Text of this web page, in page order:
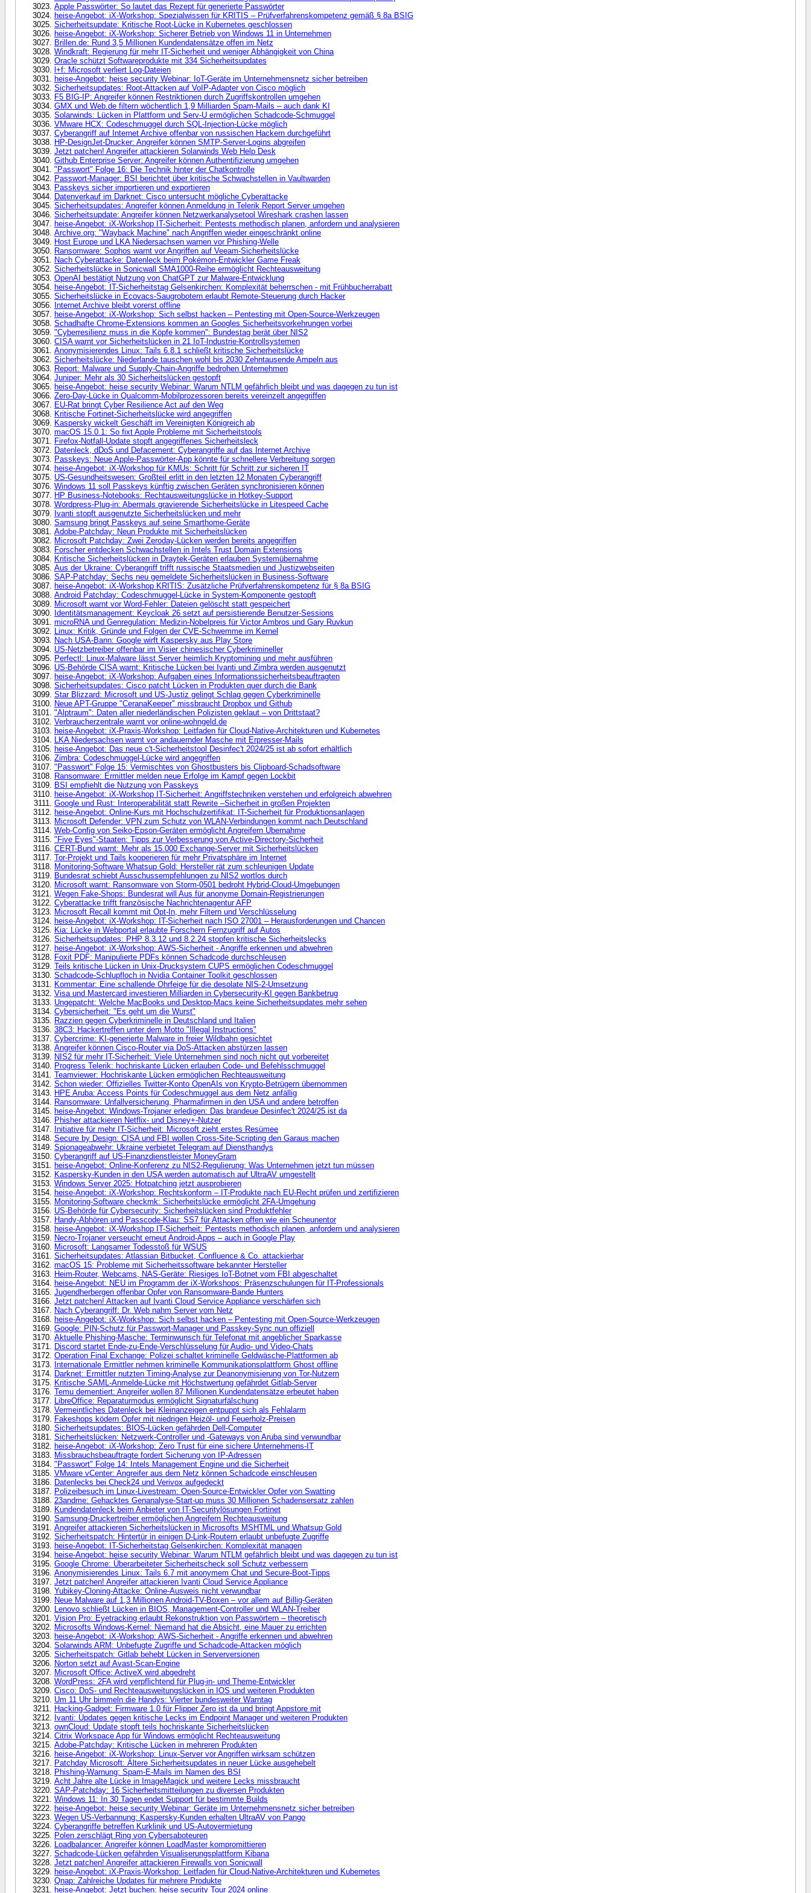
Apple Passwörter: So lautet das Rezept für generierte Passwörter
heise-Angebot: iX-Workshop: Spezialwissen für KRITIS – Prüfverfahrenskompetenz gemäß § 8a BSIG
Sicherheitsupdate: Kritische Root-Lücke in Kubernetes geschlossen
heise-Angebot: iX-Workshop: Sicherer Betrieb von Windows 11 in Unternehmen
Brillen.de: Rund 3,5 Millionen Kundendatensätze offen im Netz
Windkraft: Regierung für mehr IT-Sicherheit und weniger Abhängigkeit von China
Oracle schützt Softwareprodukte mit 334 Sicherheitsupdates
l+f: Microsoft verliert Log-Dateien
heise-Angebot: heise security Webinar: IoT-Geräte im Unternehmensnetz sicher betreiben
Sicherheitsupdates: Root-Attacken auf VoIP-Adapter von Cisco möglich
F5 BIG-IP: Angreifer können Restriktionen durch Zugriffskontrollen umgehen
GMX und Web.de filtern wöchentlich 1,9 Milliarden Spam-Mails – auch dank KI
Solarwinds: Lücken in Plattform und Serv-U ermöglichen Schadcode-Schmuggel
VMware HCX: Codeschmuggel durch SQL-Injection-Lücke möglich
Cyberangriff auf Internet Archive offenbar von russischen Hackern durchgeführt
HP-DesignJet-Drucker: Angreifer können SMTP-Server-Logins abgreifen
Jetzt patchen! Angreifer attackieren Solarwinds Web Help Desk
Github Enterprise Server: Angreifer können Authentifizierung umgehen
"Passwort" Folge 16: Die Technik hinter der Chatkontrolle
Passwort-Manager: BSI berichtet über kritische Schwachstellen in Vaultwarden
Passkeys sicher importieren und exportieren
Datenverkauf im Darknet: Cisco untersucht mögliche Cyberattacke
Sicherheitsupdates: Angreifer können Anmeldung in Telerik Report Server umgehen
Sicherheitsupdate: Angreifer können Netzwerkanalysetool Wireshark crashen lassen
heise-Angebot: iX-Workshop IT-Sicherheit: Pentests methodisch planen, anfordern und analysieren
Archive.org: "Wayback Machine" nach Angriffen wieder eingeschränkt online
Host Europe und LKA Niedersachsen warnen vor Phishing-Welle
Ransomware: Sophos warnt vor Angriffen auf Veeam-Sicherheitslücke
Nach Cyberattacke: Datenleck beim Pokémon-Entwickler Game Freak
Sicherheitslücke in Sonicwall SMA1000-Reihe ermöglicht Rechteausweitung
OpenAI bestätigt Nutzung von ChatGPT zur Malware-Entwicklung
heise-Angebot: IT-Sicherheitstag Gelsenkirchen: Komplexität beherrschen - mit Frühbucherrabatt
Sicherheitslücke in Ecovacs-Saugrobotern erlaubt Remote-Steuerung durch Hacker
Internet Archive bleibt vorerst offline
heise-Angebot: iX-Workshop: Sich selbst hacken – Pentesting mit Open-Source-Werkzeugen
Schadhafte Chrome-Extensions kommen an Googles Sicherheitsvorkehrungen vorbei
"Cyberresilienz muss in die Köpfe kommen": Bundestag berät über NIS2
CISA warnt vor Sicherheitslücken in 21 IoT-Industrie-Kontrollsystemen
Anonymisierendes Linux: Tails 6.8.1 schließt kritische Sicherheitslücke
Sicherheitslücke: Niederlande tauschen wohl bis 2030 Zehntausende Ampeln aus
Report: Malware und Supply-Chain-Angriffe bedrohen Unternehmen
Juniper: Mehr als 30 Sicherheitslücken gestopft
heise-Angebot: heise security Webinar: Warum NTLM gefährlich bleibt und was dagegen zu tun ist
Zero-Day-Lücke in Qualcomm-Mobilprozessoren bereits vereinzelt angegriffen
EU-Rat bringt Cyber Resilience Act auf den Weg
Kritische Fortinet-Sicherheitslücke wird angegriffen
Kaspersky wickelt Geschäft im Vereinigten Königreich ab
macOS 15.0.1: So fixt Apple Probleme mit Sicherheitstools
Firefox-Notfall-Update stopft angegriffenes Sicherheitsleck
Datenleck, dDoS und Defacement: Cyberangriffe auf das Internet Archive
Passkeys: Neue Apple-Passwörter-App könnte für schnellere Verbreitung sorgen
heise-Angebot: iX-Workshop für KMUs: Schritt für Schritt zur sicheren IT
US-Gesundheitswesen: Großteil erlitt in den letzten 12 Monaten Cyberangriff
Windows 11 soll Passkeys künftig zwischen Geräten synchronisieren können
HP Business-Notebooks: Rechtausweitungslücke in Hotkey-Support
Wordpress-Plug-in: Abermals gravierende Sicherheitslücke in Litespeed Cache
Ivanti stopft ausgenutzte Sicherheitslücken und mehr
Samsung bringt Passkeys auf seine Smarthome-Geräte
Adobe-Patchday: Neun Produkte mit Sicherheitslücken
Microsoft Patchday: Zwei Zeroday-Lücken werden bereits angegriffen
Forscher entdecken Schwachstellen in Intels Trust Domain Extensions
Kritische Sicherheitslücken in Draytek-Geräten erlauben Systemübernahme
Aus der Ukraine: Cyberangriff trifft russische Staatsmedien und Justizwebseiten
SAP-Patchday: Sechs neu gemeldete Sicherheitslücken in Business-Software
heise-Angebot: iX-Workshop KRITIS: Zusätzliche Prüfverfahrenskompetenz für § 8a BSIG
Android Patchday: Codeschmuggel-Lücke in System-Komponente gestopft
Microsoft warnt vor Word-Fehler: Dateien gelöscht statt gespeichert
Identitätsmanagement: Keycloak 26 setzt auf persistierende Benutzer-Sessions
microRNA und Genregulation: Medizin-Nobelpreis für Victor Ambros und Gary Ruvkun
Linux: Kritik, Gründe und Folgen der CVE-Schwemme im Kernel
Nach USA-Bann: Google wirft Kaspersky aus Play Store
US-Netzbetreiber offenbar im Visier chinesischer Cyberkrimineller
Perfectl: Linux-Malware lässt Server heimlich Kryptomining und mehr ausführen
US-Behörde CISA warnt: Kritische Lücken bei Ivanti und Zimbra werden ausgenutzt
heise-Angebot: iX-Workshop: Aufgaben eines Informationssicherheitsbeauftragten
Sicherheitsupdates: Cisco patcht Lücken in Produkten quer durch die Bank
Star Blizzard: Microsoft und US-Justiz gelingt Schlag gegen Cyberkriminelle
Neue APT-Gruppe "CeranaKeeper" missbraucht Dropbox und Github
"Alptraum": Daten aller niederländischen Polizisten geklaut – von Drittstaat?
Verbraucherzentrale warnt vor online-wohngeld.de
heise-Angebot: iX-Praxis-Workshop: Leitfaden für Cloud-Native-Architekturen und Kubernetes
LKA Niedersachsen warnt vor andauernder Masche mit Erpresser-Mails
heise-Angebot: Das neue c't-Sicherheitstool Desinfec't 2024/25 ist ab sofort erhältlich
Zimbra: Codeschmuggel-Lücke wird angegriffen
"Passwort" Folge 15: Vermischtes von Ghostbusters bis Clipboard-Schadsoftware
Ransomware: Ermittler melden neue Erfolge im Kampf gegen Lockbit
BSI empfiehlt die Nutzung von Passkeys
heise-Angebot: iX-Workshop IT-Sicherheit: Angriffstechniken verstehen und erfolgreich abwehren
Google und Rust: Interoperabilität statt Rewrite –Sicherheit in großen Projekten
heise-Angebot: Online-Kurs mit Hochschulzertifikat: IT-Sicherheit für Produktionsanlagen
Microsoft Defender: VPN zum Schutz von WLAN-Verbindungen kommt nach Deutschland
Web-Config von Seiko-Epson-Geräten ermöglicht Angreifern Übernahme
"Five Eyes"-Staaten: Tipps zur Verbesserung von Active-Directory-Sicherheit
CERT-Bund warnt: Mehr als 15.000 Exchange-Server mit Sicherheitslücken
Tor-Projekt und Tails kooperieren für mehr Privatsphäre im Internet
Monitoring-Software Whatsup Gold: Hersteller rät zum schleunigen Update
Bundesrat schiebt Ausschussempfehlungen zu NIS2 wortlos durch
Microsoft warnt: Ransomware von Storm-0501 bedroht Hybrid-Cloud-Umgebungen
Wegen Fake-Shops: Bundesrat will Aus für anonyme Domain-Registrierungen
Cyberattacke trifft französische Nachrichtenagentur AFP
Microsoft Recall kommt mit Opt-In, mehr Filtern und Verschlüsselung
heise-Angebot: iX-Workshop: IT-Sicherheit nach ISO 27001 – Herausforderungen und Chancen
Kia: Lücke in Webportal erlaubte Forschern Fernzugriff auf Autos
Sicherheitsupdates: PHP 8.3.12 und 8.2.24 stopfen kritische Sicherheitslecks
heise-Angebot: iX-Workshop: AWS-Sicherheit - Angriffe erkennen und abwehren
Foxit PDF: Manipulierte PDFs können Schadcode durchschleusen
Teils kritische Lücken in Unix-Drucksystem CUPS ermöglichen Codeschmuggel
Schadcode-Schlupfloch in Nvidia Container Toolkit geschlossen
Kommentar: Eine schallende Ohrfeige für die desolate NIS-2-Umsetzung
Visa und Mastercard investieren Milliarden in Cybersecurity-KI gegen Bankbetrug
Ungepatcht: Welche MacBooks und Desktop-Macs keine Sicherheitsupdates mehr sehen
Cybersicherheit: "Es geht um die Wurst"
Razzien gegen Cyberkriminelle in Deutschland und Italien
38C3: Hackertreffen unter dem Motto "Illegal Instructions"
Cybercrime: KI-generierte Malware in freier Wildbahn gesichtet
Angreifer können Cisco-Router via DoS-Attacken abstürzen lassen
NIS2 für mehr IT-Sicherheit: Viele Unternehmen sind noch nicht gut vorbereitet
Progress Telerik: hochriskante Lücken erlauben Code- und Befehlsschmuggel
Teamviewer: Hochriskante Lücken ermöglichen Rechteausweitung
Schon wieder: Offizielles Twitter-Konto OpenAIs von Krypto-Betrügern übernommen
HPE Aruba: Access Points für Codeschmuggel aus dem Netz anfällig
Ransomware: Unfallversicherung, Pharmafirmen in den USA und andere betroffen
heise-Angebot: Windows-Trojaner erledigen: Das brandeue Desinfec't 2024/25 ist da
Phisher attackieren Netflix- und Disney+-Nutzer
Initiative für mehr IT-Sicherheit: Microsoft zieht erstes Resümee
Secure by Design: CISA und FBI wollen Cross-Site-Scripting den Garaus machen
Spionageabwehr: Ukraine verbietet Telegram auf Diensthandys
Cyberangriff auf US-Finanzdienstleister MoneyGram
heise-Angebot: Online-Konferenz zu NIS2-Regulierung: Was Unternehmen jetzt tun müssen
Kaspersky-Kunden in den USA werden automatisch auf UltraAV umgestellt
Windows Server 2025: Hotpatching jetzt ausprobieren
heise-Angebot: iX-Workshop: Rechtskonform – IT-Produkte nach EU-Recht prüfen und zertifizieren
Monitoring-Software checkmk: Sicherheitslücke ermöglicht 2FA-Umgehung
US-Behörde für Cybersecurity: Sicherheitslücken sind Produktfehler
Handy-Abhören und Passcode-Klau: SS7 für Attacken offen wie ein Scheunentor
heise-Angebot: iX-Workshop IT-Sicherheit: Pentests methodisch planen, anfordern und analysieren
Necro-Trojaner verseucht erneut Android-Apps – auch in Google Play
Microsoft: Langsamer Todesstoß für WSUS
Sicherheitsupdates: Atlassian Bitbucket, Confluence & Co. attackierbar
macOS 15: Probleme mit Sicherheitssoftware bekannter Hersteller
Heim-Router, Webcams, NAS-Geräte: Riesiges IoT-Botnet vom FBI abgeschaltet
heise-Angebot: NEU im Programm der iX-Workshops: Präsenzschulungen für IT-Professionals
Jugendherbergen offenbar Opfer von Ransomware-Bande Hunters
Jetzt patchen! Attacken auf Ivanti Cloud Service Appliance verschärfen sich
Nach Cyberangriff: Dr. Web nahm Server vom Netz
heise-Angebot: iX-Workshop: Sich selbst hacken – Pentesting mit Open-Source-Werkzeugen
Google: PIN-Schutz für Passwort-Manager und Passkey-Sync nun offiziell
Aktuelle Phishing-Masche: Terminwunsch für Telefonat mit angeblicher Sparkasse
Discord startet Ende-zu-Ende-Verschlüsselung für Audio- und Video-Chats
Operation Final Exchange: Polizei schaltet kriminelle Geldwäsche-Plattformen ab
Internationale Ermittler nehmen kriminelle Kommunikationsplattform Ghost offline
Darknet: Ermittler nutzten Timing-Analyse zur Deanonymisierung von Tor-Nutzern
Kritische SAML-Anmelde-Lücke mit Höchstwertung gefährdet Gitlab-Server
Temu dementiert: Angreifer wollen 87 Millionen Kundendatensätze erbeutet haben
LibreOffice: Reparaturmodus ermöglicht Signaturfälschung
Vermeintliches Datenleck bei Kleinanzeigen entpuppt sich als Fehlalarm
Fakeshops ködern Opfer mit niedrigen Heizöl- und Feuerholz-Preisen
Sicherheitsupdates: BIOS-Lücken gefährden Dell-Computer
Sicherheitslücken: Netzwerk-Controller und -Gateways von Aruba sind verwundbar
heise-Angebot: iX-Workshop: Zero Trust für eine sichere Unternehmens-IT
Missbrauchsbeauftragte fordert Sicherung von IP-Adressen
"Passwort" Folge 14: Intels Management Engine und die Sicherheit
VMware vCenter: Angreifer aus dem Netz können Schadcode einschleusen
Datenlecks bei Check24 und Verivox aufgedeckt
Polizeibesuch im Linux-Livestream: Open-Source-Entwickler Opfer von Swatting
23andme: Gehacktes Genanalyse-Start-up muss 30 Millionen Schadensersatz zahlen
Kundendatenleck beim Anbieter von IT-Securitylösungen Fortinet
Samsung-Druckertreiber ermöglichen Angreifern Rechteausweitung
Angreifer attackieren Sicherheitslücken in Microsofts MSHTML und Whatsup Gold
Sicherheitspatch: Hintertür in einigen D-Link-Routern erlaubt unbefugte Zugriffe
heise-Angebot: IT-Sicherheitstag Gelsenkirchen: Komplexität managen
heise-Angebot: heise security Webinar: Warum NTLM gefährlich bleibt und was dagegen zu tun ist
Google Chrome: Überarbeiteter Sicherheitscheck soll Schutz verbessern
Anonymisierendes Linux: Tails 6.7 mit anonymem Chat und Secure-Boot-Tipps
Jetzt patchen! Angreifer attackieren Ivanti Cloud Service Appliance
Yubikey-Cloning-Attacke: Online-Ausweis nicht verwundbar
Neue Malware auf 1,3 Millionen Android-TV-Boxen – vor allem auf Billig-Geräten
Lenovo schließt Lücken in BIOS, Management-Controller und WLAN-Treiber
Vision Pro: Eyetracking erlaubt Rekonstruktion von Passwörtern – theoretisch
Microsofts Windows-Kernel: Niemand hat die Absicht, eine Mauer zu errichten
heise-Angebot: iX-Workshop: AWS-Sicherheit - Angriffe erkennen und abwehren
Solarwinds ARM: Unbefugte Zugriffe und Schadcode-Attacken möglich
Sicherheitspatch: Gitlab behebt Lücken in Serverversionen
Norton setzt auf Avast-Scan-Engine
Microsoft Office: ActiveX wird abgedreht
WordPress: 2FA wird verpflichtend für Plug-in- und Theme-Entwickler
Cisco: DoS- und Rechteausweitungslücken in IOS und weiteren Produkten
Um 11 Uhr bimmeln die Handys: Vierter bundesweiter Warntag
Hacking-Gadget: Firmware 1.0 für Flipper Zero ist da und bringt Appstore mit
Ivanti: Updates gegen kritische Lecks im Endpoint Manager und weiteren Produkten
ownCloud: Update stopft teils hochriskante Sicherheitslücken
Citrix Workspace App für Windows ermöglicht Rechteausweitung
Adobe-Patchday: Kritische Lücken in mehreren Produkten
heise-Angebot: iX-Workshop: Linux-Server vor Angriffen wirksam schützen
Patchday Microsoft: Ältere Sicherheitsupdates in neuer Lücke ausgehebelt
Phishing-Warnung: Spam-E-Mails im Namen des BSI
Acht Jahre alte Lücke in ImageMagick und weitere Lecks missbraucht
SAP-Patchday: 16 Sicherheitsmitteilungen zu diversen Produkten
Windows 11: In 30 Tagen endet Support für bestimmte Builds
heise-Angebot: heise security Webinar: Geräte im Unternehmensnetz sicher betreiben
Wegen US-Verbannung: Kaspersky-Kunden erhalten UltraAV von Pango
Cyberangriffe betreffen Kurklinik und US-Autovermietung
Polen zerschlägt Ring von Cybersaboteuren
Loadbalancer: Angreifer können LoadMaster kompromittieren
Schadcode-Lücken gefährden Visualiserungsplattform Kibana
Jetzt patchen! Angreifer attackieren Firewalls von Sonicwall
heise-Angebot: iX-Praxis-Workshop: Leitfaden für Cloud-Native-Architekturen und Kubernetes
Qnap: Zahlreiche Updates für mehrere Produkte
heise-Angebot: Jetzt buchen: heise security Tour 2024 online